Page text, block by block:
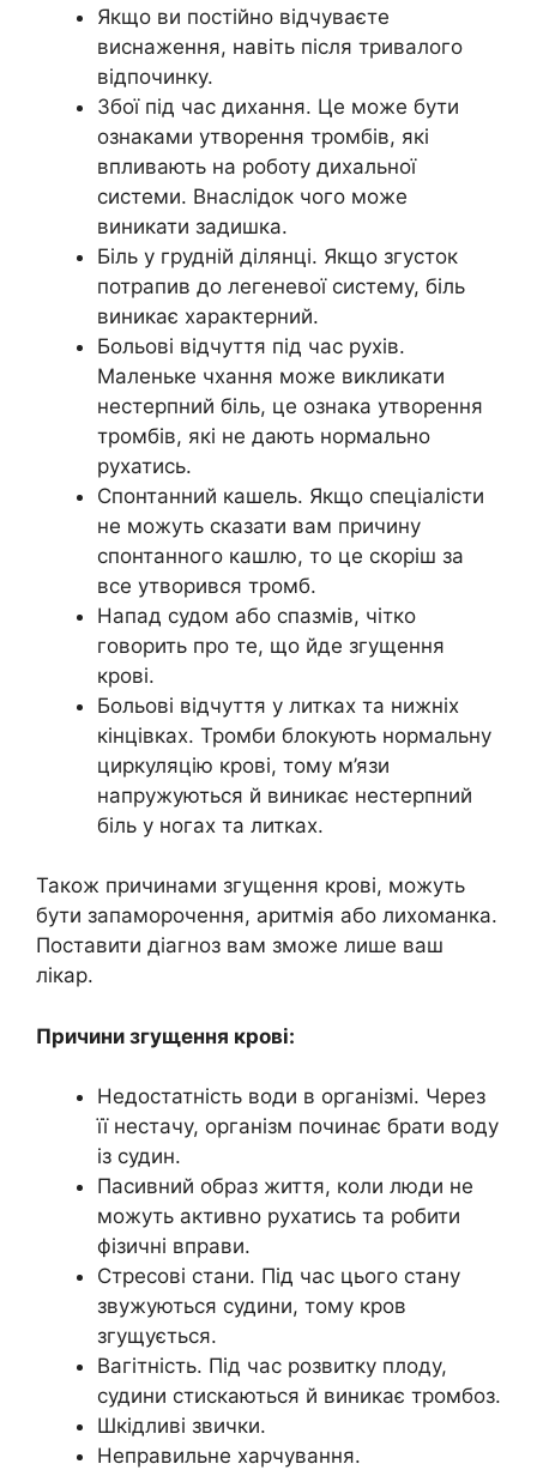
Якщо ви постійно відчуваєте
виснаження, навіть після тривалого
відпочинку.
Збої під час дихання. Це може бути
ознаками утворення тромбів, які
впливають на роботу дихальної
системи. Внаслідок чого може
виникати задишка.
Біль у грудній ділянці. Якщо згусток
потрапив до легеневої систему, біль
виникає характерний.
Больові відчуття під час рухів.
Маленьке чхання може викликати
нестерпний біль, це ознака утворення
тромбів, які не дають нормально
рухатись.
Спонтанний кашель. Якщо спеціалісти
не можуть сказати вам причину
спонтанного кашлю, то це скоріш за
все утворився тромб.
Напад судом або спазмів, чітко
говорить про те, що йде згущення
крові.
Больові відчуття у литках та нижніх
кінцівках. Тромби блокують нормальну
циркуляцію крові, тому м’язи
напружуються й виникає нестерпний
біль у ногах та литках.
Також причинами згущення крові, можуть
бути запаморочення, аритмія або лихоманка.
Поставити діагноз вам зможе лише ваш
лікар.
Причини згущення крові:
Недостатність води в організмі. Через
її нестачу, організм починає брати воду
із судин.
Пасивний образ життя, коли люди не
можуть активно рухатись та робити
фізичні вправи.
Стресові стани. Під час цього стану
звужуються судини, тому кров
згущується.
Вагітність. Під час розвитку плоду,
судини стискаються й виникає тромбоз.
Шкідливі звички.
Неправильне харчування.